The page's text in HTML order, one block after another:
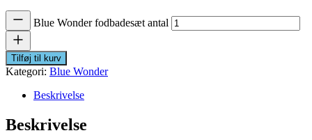
Blue Wonder fodbadesæt antal
Tilføj til kurv
Kategori: Blue Wonder
Beskrivelse
Beskrivelse